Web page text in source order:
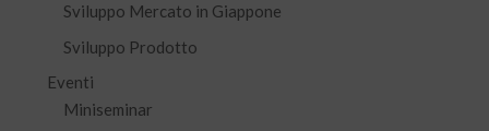
Sviluppo Mercato in Giappone
Sviluppo Prodotto
Eventi
Miniseminar